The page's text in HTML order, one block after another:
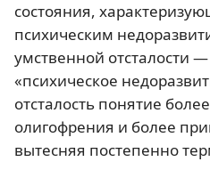
состояния,
психическим
умственной отсталости
«психическое
отсталость понятие
олигофрения и более
вытесняя постепенно